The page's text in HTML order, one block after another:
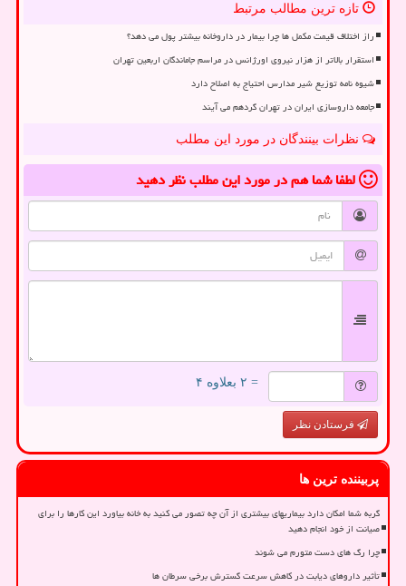
تازه ترین مطالب مرتبط
راز اختلاف قیمت مکمل ها چرا بیمار در داروخانه بیشتر پول می دهد؟
استقرار بالاتر از هزار نیروی اورژانس در مراسم جاماندگان اربعین تهران
شیوه نامه توزیع شیر مدارس احتیاج به اصلاح دارد
جامعه داروسازی ایران در تهران گردهم می آیند
نظرات بینندگان در مورد این مطلب
لطفا شما همدر مورد این مطلبنظر دهید
= ۲ بعلاوه ۴
فرستادن نظر
پربیننده ترین ها
گربه شما امکان دارد بیماریهای بیشتری از آن چه تصور می کنید به خانه بیاورد این کارها را برای
صیانت از خود انجام دهید
چرا رگ های دست متورم می شوند
تأثیر داروهای دیابت در کاهش سرعت گسترش برخی سرطان ها